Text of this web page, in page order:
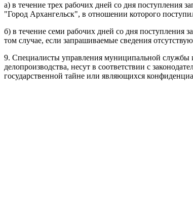
а) в течение трех рабочих дней со дня поступления
"Город Архангельск", в отношении которого
б) в течение семи рабочих дней со дня поступления
том случае, если запрашиваемые сведения
9. Специалисты управления муниципальной службы
делопроизводства, несут в соответствии с
государственной тайне или являющихся